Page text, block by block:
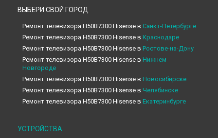
ВЫБЕРИ СВОЙ ГОРОД
Ремонт телевизора H50B7300 Hisense в Санкт-Петербурге
Ремонт телевизора H50B7300 Hisense в Краснодаре
Ремонт телевизора H50B7300 Hisense в Ростове-на-Дону
Ремонт телевизора H50B7300 Hisense в Нижнем
Новгороде
Ремонт телевизора H50B7300 Hisense в Новосибирске
Ремонт телевизора H50B7300 Hisense в Челябинске
Ремонт телевизора H50B7300 Hisense в Екатеринбурге
Ремонт телевизора H50B7300 Hisense в
УСТРОЙСТВА